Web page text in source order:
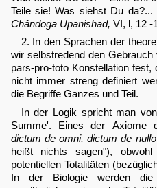
Teile sie! Was siehst Du da?...
Chândoga Upanishad, VI, l, 12 -
2. In den Sprachen der
wir selbstredend den
pars-pro-toto Konstellation
nicht immer streng definiert
die Begriffe Ganzes und Teil.
In der Logik spricht man
Summe'. Eines der Axiome
dictum de omni, dictum de nullo
heißt nichts sagen"),
potentiellen Totalitäten
In der Biologie werden die